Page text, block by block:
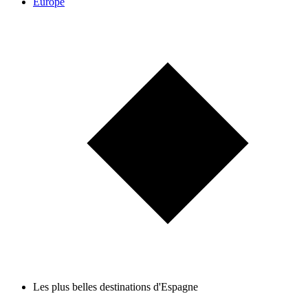
Les plus belles destinations d'Espagne